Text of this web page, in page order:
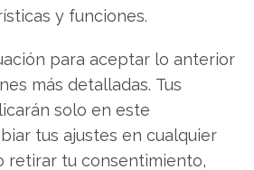
y funciones.
para aceptar lo anterior
más detalladas. Tus
solo en este
tus ajustes en cualquier
retirar tu consentimiento,
inmediata requerida para
de vender? En el Análisis
8 de agosto descubrirá
o vender?¡Lee más aquí!